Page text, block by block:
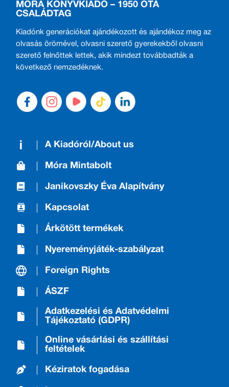
MÓRA KÖNYVKIADÓ – 1950 ÓTA
CSALÁDTAG
Kiadónk generációkat ajándékozott és ajándékoz meg az
olvasás örömével, olvasni szerető gyerekekből olvasni
szerető felnőttek lettek, akik mindezt továbbadták a
következő nemzedéknek.
A Kiadóról/About us
Móra Mintabolt
Janikovszky Éva Alapítvány
Kapcsolat
Árkötött termékek
Nyereményjáték-szabályzat
Foreign Rights
ÁSZF
Adatkezelési és Adatvédelmi
Tájékoztató (GDPR)
Online vásárlási és szállítási
feltételek
Kéziratok fogadása